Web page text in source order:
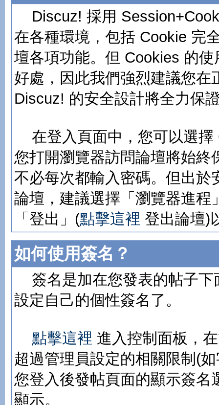
Discuz! 採用
在各種環境，包括 Cookie 完
壇各項功能。但 Cookies 的
好處，因此我們強烈建議您
Discuz! 的安全設計將全力保
在登入頁面中，您可以選擇
您打開瀏覽器訪問論壇將始
不必每次都輸入密碼。但出
論壇，建議選擇「瀏覽器進程
「登出」(點擊這裡 登出論壇)
如何使用簽名？
簽名是加在您發表的帖子下
設定自己的個性簽名了。
點擊這裡 進入控制面板，
超過管理員設定的相關限制(
您登入後發帖頁面的顯示簽
顯示。